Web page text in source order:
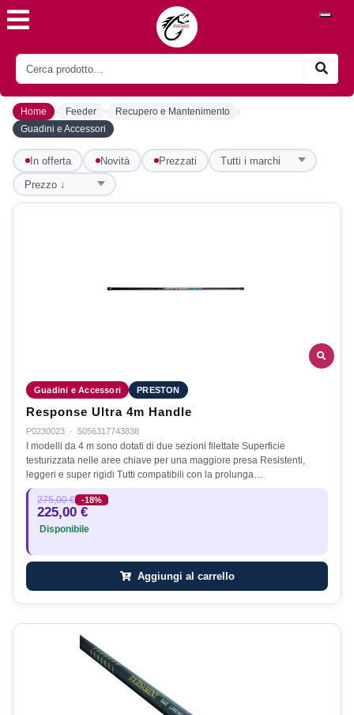
Home › Feeder › Recupero e Mantenimento ›
Guadini e Accessori
In offerta Novità Prezzati
Guadini e Accessori PRESTON
Response Ultra 4m Handle
P0230023 · 5056317743838
I modelli da 4 m sono dotati di due sezioni filettate Superficie
testurizzata nelle aree chiave per una maggiore presa Resistenti,
leggeri e super rigidi Tutti compatibili con la prolunga…
275,00 € -18%
225,00 €
Disponibile
Aggiungi al carrello